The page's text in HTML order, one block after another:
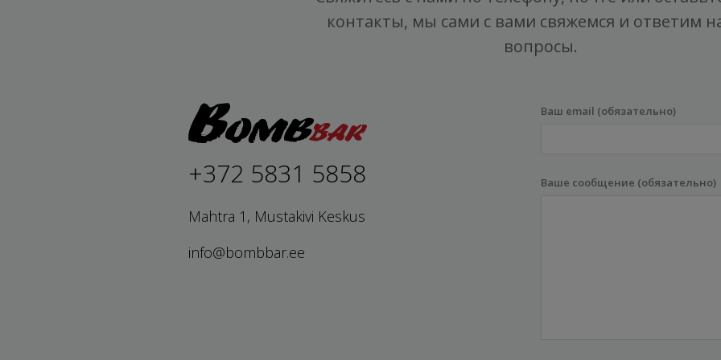
контакты, мы сами с вами свяжемся и ответим
вопросы.
+372 5831 5858
Mahtra 1, Mustakivi Keskus
info@bombbar.ee
Ваш email (обязательно)
Ваше сообщение (обязательно)